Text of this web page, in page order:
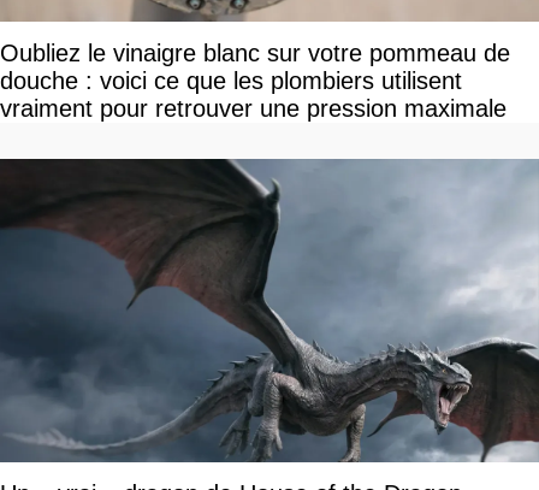
Oubliez le vinaigre blanc sur votre pommeau de
douche : voici ce que les plombiers utilisent
vraiment pour retrouver une pression maximale